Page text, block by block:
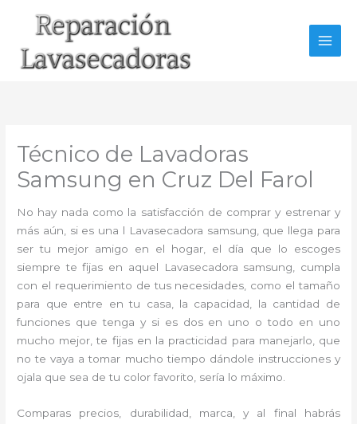
Técnico de Lavadoras
Samsung en Cruz Del Farol
No hay nada como la satisfacción de comprar y estrenar y
más aún, si es una l Lavasecadora samsung, que llega para
ser tu mejor amigo en el hogar, el día que lo escoges
siempre te fijas en aquel Lavasecadora samsung, cumpla
con el requerimiento de tus necesidades, como el tamaño
para que entre en tu casa, la capacidad, la cantidad de
funciones que tenga y si es dos en uno o todo en uno
mucho mejor, te fijas en la practicidad para manejarlo, que
no te vaya a tomar mucho tiempo dándole instrucciones y
ojala que sea de tu color favorito, sería lo máximo.
Comparas precios, durabilidad, marca, y al final habrás